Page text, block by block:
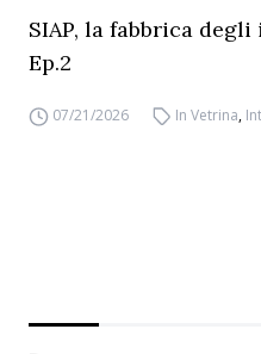
SIAP, la fabbrica
Ep.2
07/21/2026 In Vetrina,